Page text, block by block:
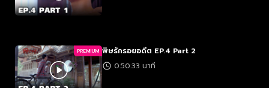
PREMIUM พิษรักรอยอดีต EP.4 Part 2
0:50:33 นาที